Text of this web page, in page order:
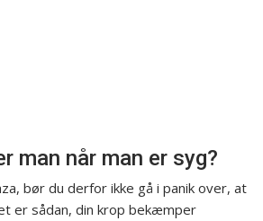
man når man er syg?
bør du derfor ikke gå i panik over, at
er sådan, din krop bekæmper